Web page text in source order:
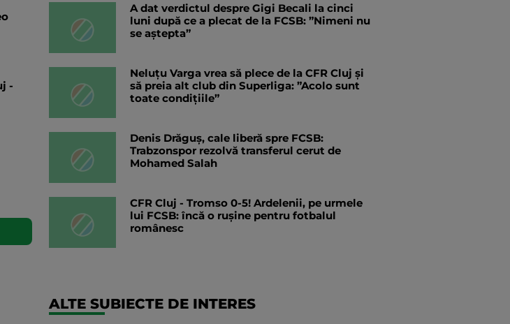
-
A dat verdictul despre Gigi Becali la cinci
luni după ce a plecat de la FCSB: ”Nimeni nu
se aștepta”
Neluțu Varga vrea să plece de la CFR Cluj și
să preia alt club din Superliga: ”Acolo sunt
toate condițiile”
Denis Drăguș, cale liberă spre FCSB:
Trabzonspor rezolvă transferul cerut de
Mohamed Salah
CFR Cluj - Tromso 0-5! Ardelenii, pe urmele
lui FCSB: încă o rușine pentru fotbalul
românesc
ALTE SUBIECTE DE INTERES